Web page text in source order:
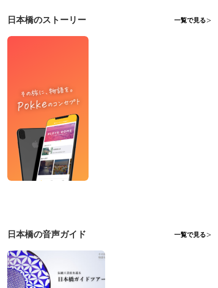
日本橋のストーリー 一覧で見る
日本橋の音声ガイド 一覧で見る